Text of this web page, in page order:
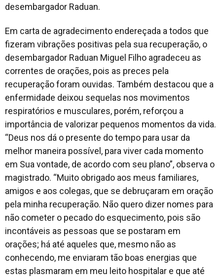
desembargador Raduan.
Em carta de agradecimento endereçada a todos que
fizeram vibrações positivas pela sua recuperação, o
desembargador Raduan Miguel Filho agradeceu as
correntes de orações, pois as preces pela
recuperação foram ouvidas. Também destacou que a
enfermidade deixou sequelas nos movimentos
respiratórios e musculares, porém, reforçou a
importância de valorizar pequenos momentos da vida.
“Deus nos dá o presente do tempo para usar da
melhor maneira possível, para viver cada momento
em Sua vontade, de acordo com seu plano”, observa o
magistrado. “Muito obrigado aos meus familiares,
amigos e aos colegas, que se debruçaram em oração
pela minha recuperação. Não quero dizer nomes para
não cometer o pecado do esquecimento, pois são
incontáveis as pessoas que se postaram em
orações; há até aqueles que, mesmo não as
conhecendo, me enviaram tão boas energias que
estas plasmaram em meu leito hospitalar e que até